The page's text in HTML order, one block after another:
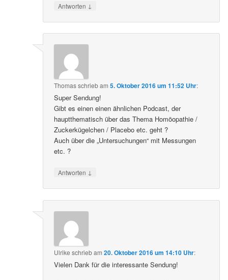
Antworten ↓
Thomasschriebam5. Oktober 2016 um 11:52 Uhr:
Super Sendung!
Gibt es einen einen ähnlichen Podcast, der
hauptthematisch über das Thema Homöopathie /
Zuckerkügelchen / Placebo etc. geht ?
Auch über die „Untersuchungen“ mit Messungen
etc. ?
Antworten ↓
Ulrike schriebam20. Oktober 2016 um 14:10 Uhr:
Vielen Dank für die interessante Sendung!